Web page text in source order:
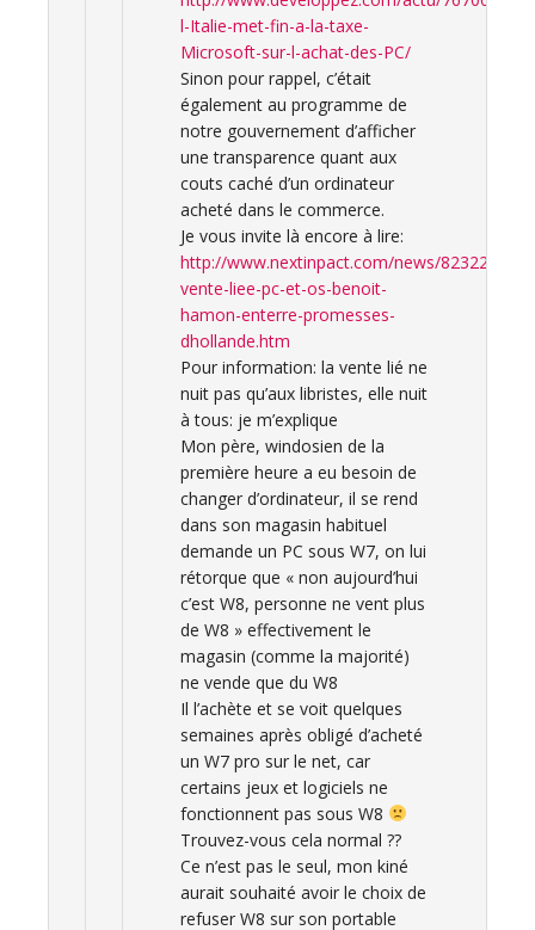
l-Italie-met-fin-a-la-taxe-
Microsoft-sur-l-achat-des-PC/
Sinon pour rappel, c’était
également au programme de
notre gouvernement d’afficher
une transparence quant aux
couts caché d’un ordinateur
acheté dans le commerce.
Je vous invite là encore à lire:
http://www.nextinpact.com/news/82322-
vente-liee-pc-et-os-benoit-
hamon-enterre-promesses-
dhollande.htm
Pour information: la vente lié ne
nuit pas qu’aux libristes, elle nuit
à tous: je m’explique
Mon père, windosien de la
première heure a eu besoin de
changer d’ordinateur, il se rend
dans son magasin habituel
demande un PC sous W7, on lui
rétorque que « non aujourd’hui
c’est W8, personne ne vent plus
de W8 » effectivement le
magasin (comme la majorité)
ne vende que du W8
Il l’achète et se voit quelques
semaines après obligé d’acheté
un W7 pro sur le net, car
certains jeux et logiciels ne
fonctionnent pas sous W8
Trouvez-vous cela normal ??
Ce n’est pas le seul, mon kiné
aurait souhaité avoir le choix de
refuser W8 sur son portable